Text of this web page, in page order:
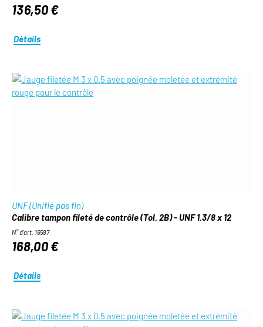
136,50 €
Détails
UNF (Unifié pas fin)
Calibre tampon fileté de contrôle (Tol. 2B) - UNF 1.3/8 x 12
N° d'art. 16587
168,00 €
Détails